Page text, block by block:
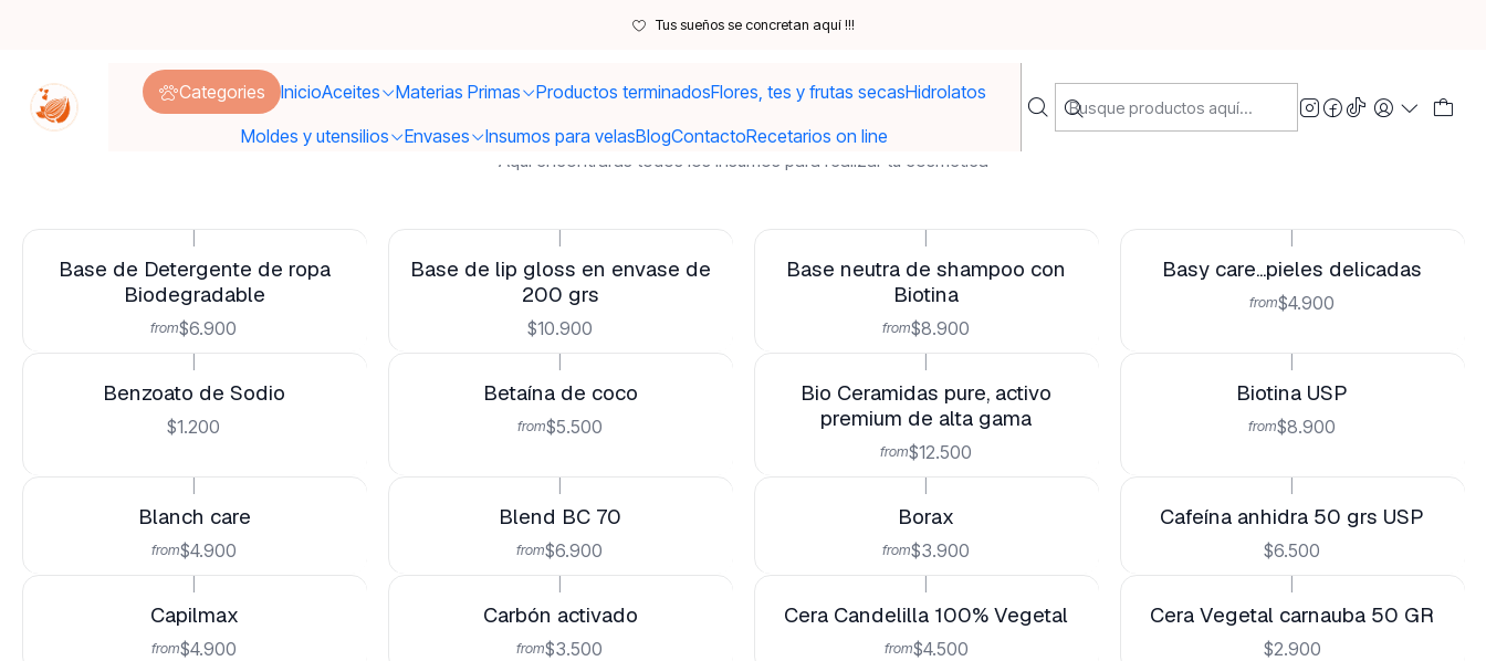
Categories InicioAceites Materias Primas Productos terminadosFlores, tes y frutas secasHidrolatos
Moldes y utensilios
Envases Insumos para velasBlogContactoRecetarios on line
Tus sueños se concretan aquí !!!
Inicio Materias Primas
Materias Primas
Aquí encontraras todos los insumos para realizar tu cosmetica
Filtros
Base de Detergente de ropa
Biodegradable
from$6.900
Base de lip gloss en envase de
200 grs
$10.900
Base neutra de shampoo con
Biotina
from$8.900
Basy care...pieles delicadas
from$4.900
Benzoato de Sodio
$1.200
Betaína de coco
from$5.500
Bio Ceramidas pure, activo
premium de alta gama
from$12.500
Biotina USP
from$8.900
Blanch care
from$4.900
Blend BC 70
from$6.900
Borax
from$3.900
Cafeína anhidra 50 grs USP
$6.500
Capilmax
from$4.900
Carbón activado
from$3.500
Cera Candelilla 100% Vegetal
from$4.500
Cera Vegetal carnauba 50 GR
$2.900